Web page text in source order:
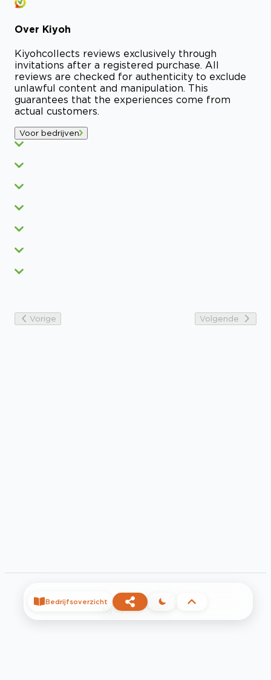
Over Kiyoh
Kiyohcollects reviews exclusively through
invitations after a registered purchase. All
reviews are checked for authenticity to exclude
unlawful content and manipulation. This
guarantees that the experiences come from
actual customers.
Voor bedrijven
Vorige Volgende
© 2026
Bedrijfsoverzicht